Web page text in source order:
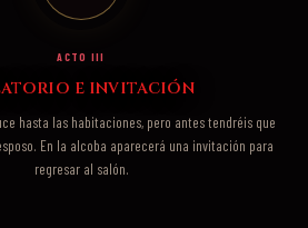
ACTO III
e invitación
hasta las habitaciones, pero antes tendréis que
En la alcoba aparecerá una invitación para
regresar al salón.